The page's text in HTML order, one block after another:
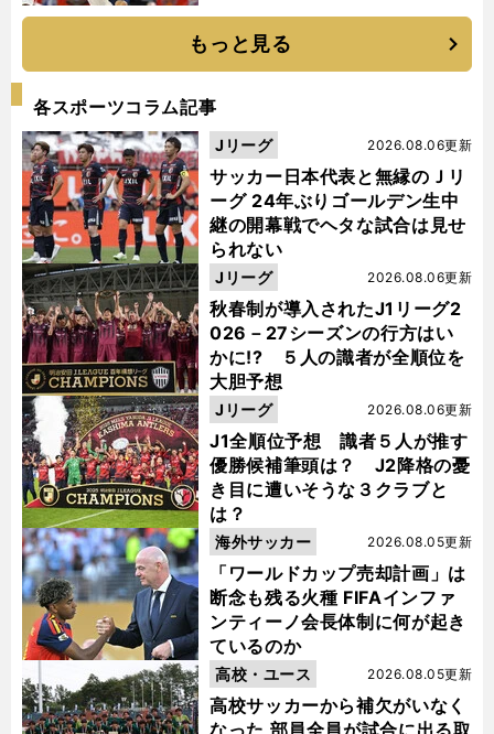
もっと見る
各スポーツコラム記事
サッカー日本代表と無縁のＪリ
ーグ 24年ぶりゴールデン生中
継の開幕戦でヘタな試合は見せ
られない
2026.08.06更新
Jリーグ
秋春制が導入されたJ1リーグ2
026－27シーズンの行方はい
かに!? ５人の識者が全順位を
大胆予想
2026.08.06更新
Jリーグ
J1全順位予想 識者５人が推す
優勝候補筆頭は？ J2降格の憂
き目に遭いそうな３クラブと
は？
2026.08.06更新
Jリーグ
「ワールドカップ売却計画」は
断念も残る火種 FIFAインファ
ンティーノ会長体制に何が起き
ているのか
2026.08.05更新
海外サッカー
高校サッカーから補欠がいなく
2026.08.05更新
高校・ユース